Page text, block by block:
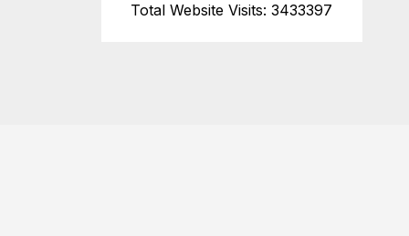
Total Website Visits: 3433397